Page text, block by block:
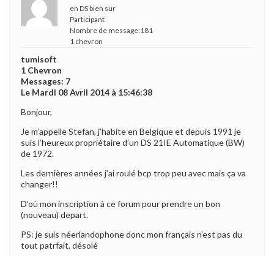
en DS bien sur
Participant
Nombre de message:181
1 chevron
tumisoft
1 Chevron
Messages: 7
Le Mardi 08 Avril 2014 à 15:46:38
Bonjour,
Je m’appelle Stefan, j’habite en Belgique et depuis 1991 je
suis l’heureux propriétaire d’un DS 21IE Automatique (BW)
de 1972.
Les dernières années j’ai roulé bcp trop peu avec mais ça va
changer!!
D’où mon inscription à ce forum pour prendre un bon
(nouveau) depart.
PS: je suis néerlandophone donc mon français n’est pas du
tout patrfait, désolé